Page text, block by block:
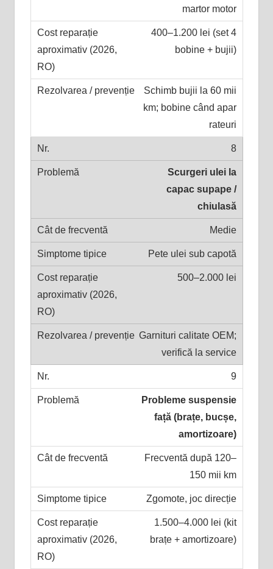
martor motor
400–1.200 lei (set 4
bobine + bujii)
Schimb bujii la 60 mii
km; bobine când apar
rateuri
8
Scurgeri ulei la
capac supape /
chiulasă
Medie
Pete ulei sub capotă
500–2.000 lei
Garnituri calitate OEM;
verifică la service
9
Probleme suspensie
față (brațe, bucșe,
amortizoare)
Frecventă după 120–
150 mii km
Zgomote, joc direcție
1.500–4.000 lei (kit
brațe + amortizoare)